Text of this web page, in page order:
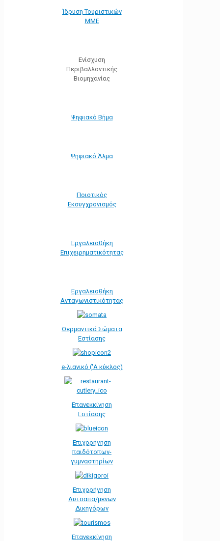
Ίδρυση Τουριστικών
ΜΜΕ
Ενίσχυση
Περιβαλλοντικής
Βιομηχανίας
Ψηφιακό Βήμα
Ψηφιακό Άλμα
Ποιοτικός
Εκσυγχρονισμός
Εργαλειοθήκη
Eπιχειρηματικότητας
Εργαλειοθήκη
Ανταγωνιστικότητας
Θερμαντικά Σώματα
Εστίασης
e-λιανικό ('Α κύκλος)
Επανεκκίνηση
Εστίασης
Επιχορήγηση
παιδότοπων-
γυμναστηρίων
Επιχορήγηση
Αυτοαπα/μενων
Δικηγόρων
Επανεκκίνηση